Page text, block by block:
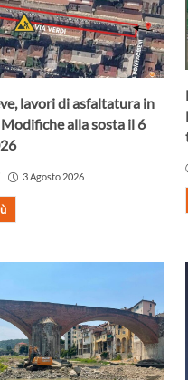
lavori di asfaltatura in
alla sosta il 6
3 Agosto 2026